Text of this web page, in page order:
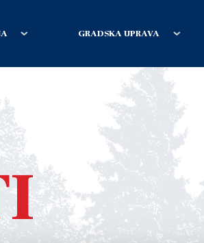
GRADSKA UPRAVA